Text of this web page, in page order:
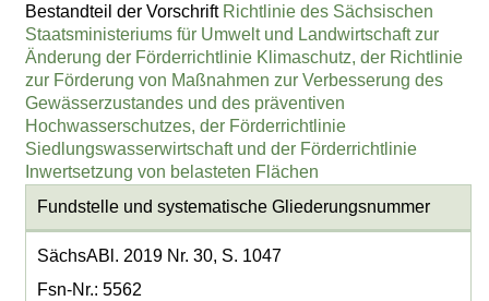
Bestandteil der Vorschrift Richtlinie des Sächsischen
Staatsministeriums für Umwelt und Landwirtschaft zur
Änderung der Förderrichtlinie Klimaschutz, der Richtlinie
zur Förderung von Maßnahmen zur Verbesserung des
Gewässerzustandes und des präventiven
Hochwasserschutzes, der Förderrichtlinie
Siedlungswasserwirtschaft und der Förderrichtlinie
Inwertsetzung von belasteten Flächen
Fundstelle und systematische Gliederungsnummer
SächsABl. 2019 Nr. 30, S. 1047
Fsn-Nr.: 5562